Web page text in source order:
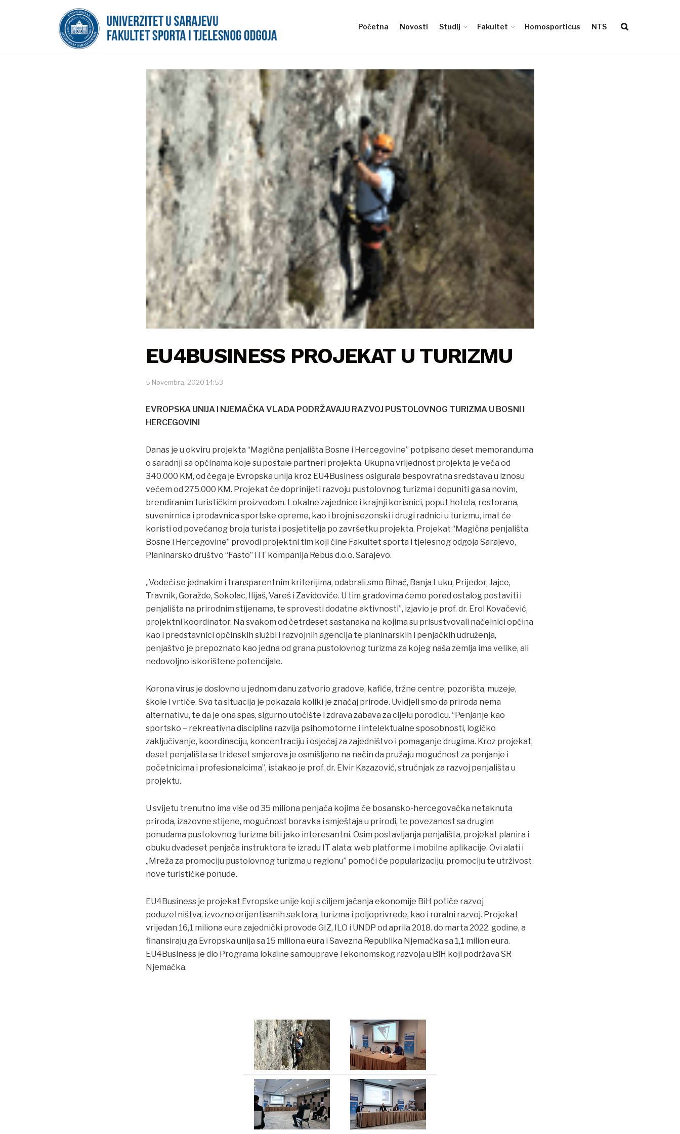
Početna Novosti Studij Fakultet Homosporticus NTS
EU4BUSINESS PROJEKAT U TURIZMU
5 Novembra, 2020 14:53
EVROPSKA UNIJA I NJEMAČKA VLADA PODRŽAVAJU RAZVOJ PUSTOLOVNOG TURIZMA U BOSNI I
HERCEGOVINI
Danas je u okviru projekta “Magična penjališta Bosne i Hercegovine” potpisano deset memoranduma
o saradnji sa općinama koje su postale partneri projekta. Ukupna vrijednost projekta je veća od
340.000 KM, od čega je Evropska unija kroz EU4Business osigurala bespovratna sredstava u iznosu
većem od 275.000 KM. Projekat će doprinijeti razvoju pustolovnog turizma i dopuniti ga sa novim,
brendiranim turističkim proizvodom. Lokalne zajednice i krajnji korisnici, poput hotela, restorana,
suvenirnica i prodavnica sportske opreme, kao i brojni sezonski i drugi radnici u turizmu, imat će
koristi od povećanog broja turista i posjetitelja po završetku projekta. Projekat “Magična penjališta
Bosne i Hercegovine” provodi projektni tim koji čine Fakultet sporta i tjelesnog odgoja Sarajevo,
Planinarsko društvo “Fasto” i IT kompanija Rebus d.o.o. Sarajevo.
„Vodeći se jednakim i transparentnim kriterijima, odabrali smo Bihać, Banja Luku, Prijedor, Jajce,
Travnik, Goražde, Sokolac, Ilijaš, Vareš i Zavidoviće. U tim gradovima ćemo pored ostalog postaviti i
penjališta na prirodnim stijenama, te sprovesti dodatne aktivnosti”, izjavio je prof. dr. Erol Kovačević,
projektni koordinator. Na svakom od četrdeset sastanaka na kojima su prisustvovali načelnici općina
kao i predstavnici općinskih službi i razvojnih agencija te planinarskih i penjačkih udruženja,
penjaštvo je prepoznato kao jedna od grana pustolovnog turizma za kojeg naša zemlja ima velike, ali
nedovoljno iskorištene potencijale.
Korona virus je doslovno u jednom danu zatvorio gradove, kafiće, tržne centre, pozorišta, muzeje,
škole i vrtiće. Sva ta situacija je pokazala koliki je značaj prirode. Uvidjeli smo da priroda nema
alternativu, te da je ona spas, sigurno utočište i zdrava zabava za cijelu porodicu. “Penjanje kao
sportsko – rekreativna disciplina razvija psihomotorne i intelektualne sposobnosti, logičko
zaključivanje, koordinaciju, koncentraciju i osjećaj za zajedništvo i pomaganje drugima. Kroz projekat,
deset penjališta sa trideset smjerova je osmišljeno na način da pružaju mogućnost za penjanje i
početnicima i profesionalcima”, istakao je prof. dr. Elvir Kazazović, stručnjak za razvoj penjališta u
projektu.
U svijetu trenutno ima više od 35 miliona penjača kojima će bosansko-hercegovačka netaknuta
priroda, izazovne stijene, mogućnost boravka i smještaja u prirodi, te povezanost sa drugim
ponudama pustolovnog turizma biti jako interesantni. Osim postavljanja penjališta, projekat planira i
obuku dvadeset penjača instruktora te izradu IT alata: web platforme i mobilne aplikacije. Ovi alati i
„Mreža za promociju pustolovnog turizma u regionu” pomoći će popularizaciju, promociju te utrživost
nove turističke ponude.
EU4Business je projekat Evropske unije koji s ciljem jačanja ekonomije BiH potiče razvoj
poduzetništva, izvozno orijentisanih sektora, turizma i poljoprivrede, kao i ruralni razvoj. Projekat
vrijedan 16,1 miliona eura zajednički provode GIZ, ILO i UNDP od aprila 2018. do marta 2022. godine, a
finansiraju ga Evropska unija sa 15 miliona eura i Savezna Republika Njemačka sa 1,1 milion eura.
EU4Business je dio Programa lokalne samouprave i ekonomskog razvoja u BiH koji podržava SR
Njemačka.